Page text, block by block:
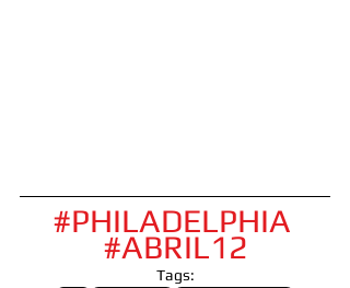
#PHILADELPHIA
#ABRIL12
Tags: